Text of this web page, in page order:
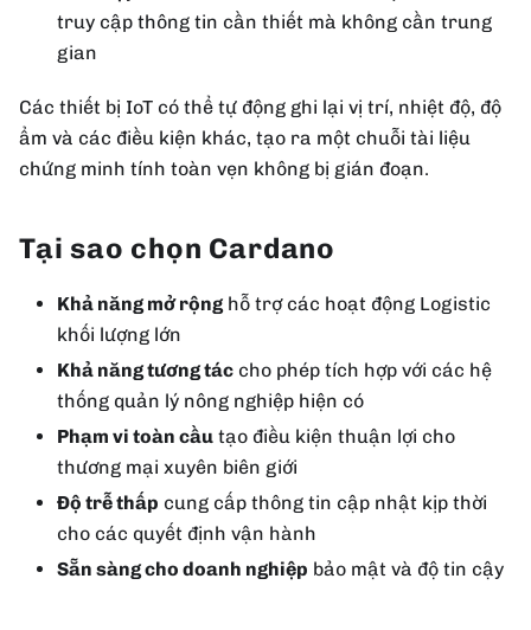
truy cập thông tin cần thiết mà không cần trung
gian
Các thiết bị IoT có thể tự động ghi lại vị trí, nhiệt độ, độ
ẩm và các điều kiện khác, tạo ra một chuỗi tài liệu
chứng minh tính toàn vẹn không bị gián đoạn.
Tại sao chọn Cardano
Khả năng mở rộng hỗ trợ các hoạt động Logistic
khối lượng lớn
Khả năng tương tác cho phép tích hợp với các hệ
thống quản lý nông nghiệp hiện có
Phạm vi toàn cầu tạo điều kiện thuận lợi cho
thương mại xuyên biên giới
Độ trễ thấp cung cấp thông tin cập nhật kịp thời
cho các quyết định vận hành
Sẵn sàng cho doanh nghiệp bảo mật và độ tin cậy